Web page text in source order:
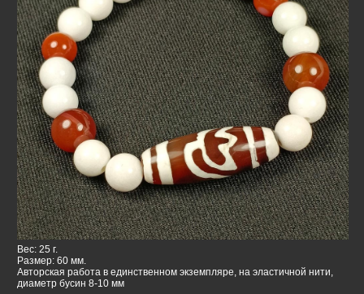
Вес: 25 г.
Размер: 60 мм.
Авторская работа в единственном экземпляре, на эластичной нити,
диаметр бусин 8-10 мм